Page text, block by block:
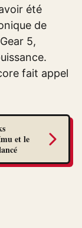
été
de
5,
fait appel
et le